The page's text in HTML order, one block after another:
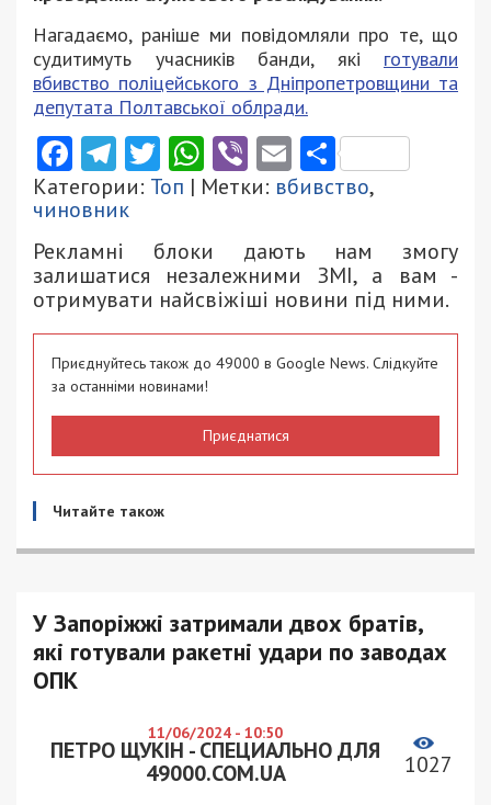
Нагадаємо, раніше ми повідомляли про те, що
судитимуть учасників банди, які готували
вбивство поліцейського з Дніпропетровщини та
депутата Полтавської облради.
Facebook
Telegram
Twitter
WhatsApp
ViberEmail
Категории: Топ | Метки: вбивство,
чиновник
Рекламні блоки дають нам змогу
залишатися незалежними ЗМІ, а вам -
отримувати найсвіжіші новини під ними.
Приєднуйтесь також до 49000 в Google News. Слідкуйте
за останніми новинами!
Приєднатися
Читайте також
У Запоріжжі затримали двох братів,
які готували ракетні удари по заводах
ОПК
11/06/2024 - 10:50
ПЕТРО ЩУКІН - СПЕЦИАЛЬНО ДЛЯ
49000.COM.UA
1027